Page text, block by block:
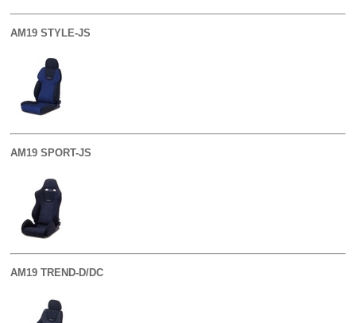
AM19 STYLE-JS
AM19 SPORT-JS
AM19 TREND-D/DC